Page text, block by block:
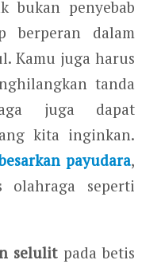
bukan penyebab
berperan dalam
Kamu juga harus
tanda
juga dapat
kita inginkan.
payudara,
olahraga seperti
selulitpada betis